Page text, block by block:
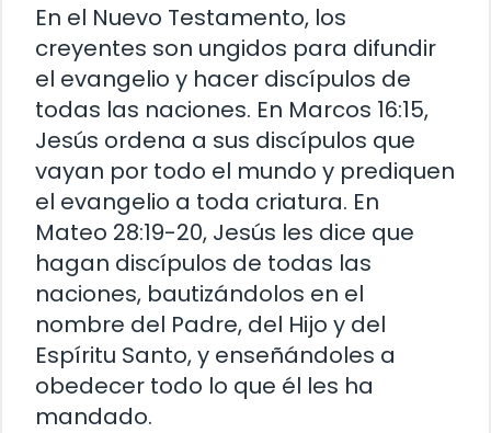
En el Nuevo Testamento, los
creyentes son ungidos para difundir
el evangelio y hacer discípulos de
todas las naciones. En Marcos 16:15,
Jesús ordena a sus discípulos que
vayan por todo el mundo y prediquen
el evangelio a toda criatura. En
Mateo 28:19-20, Jesús les dice que
hagan discípulos de todas las
naciones, bautizándolos en el
nombre del Padre, del Hijo y del
Espíritu Santo, y enseñándoles a
obedecer todo lo que él les ha
mandado.